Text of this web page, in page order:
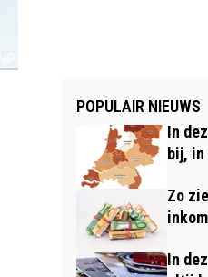
POPULAIR NIEUWS
In
bij,
Zo
In